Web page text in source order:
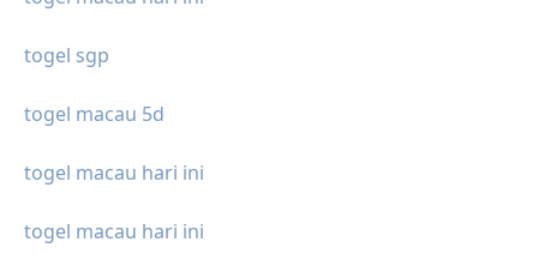
togel sgp
togel macau 5d
togel macau hari ini
togel macau hari ini